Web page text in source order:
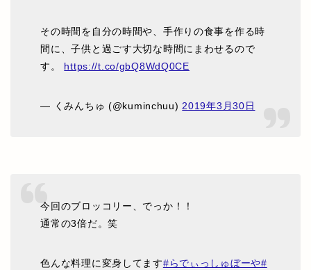
その時間を自分の時間や、手作りの食事を作る時
間に、子供と過ごす大切な時間にまわせるので
す。 https://t.co/gbQ8WdQ0CE
— くみんちゅ (@kuminchuu)2019年3月30日
今回のブロッコリー、でっか！！
通常の3倍だ。笑
色んな料理に変身してます#らでぃっしゅぼーや#